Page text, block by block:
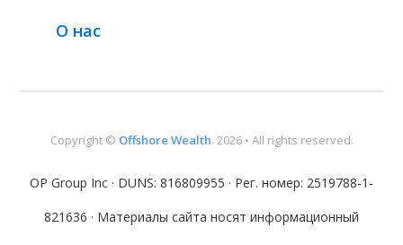
О нас
Copyright © Offshore Wealth. 2026 • All rights reserved.
OP Group Inc · DUNS: 816809955 · Рег. номер: 2519788-1-
821636 · Материалы сайта носят информационный